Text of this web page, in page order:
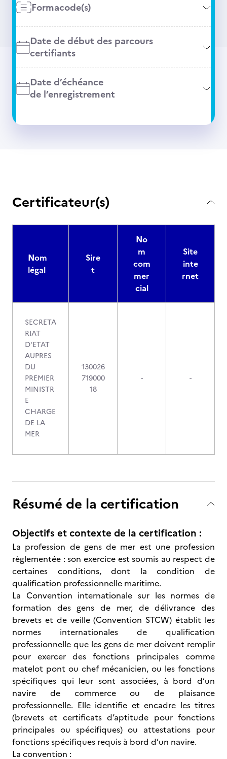
Formacode(s)
Date de début des parcours
certifiants
Date d’échéance
de l’enregistrement
Certificateur(s)
Nom
légal
Sire
t
No
m
com
mer
cial
Site
inte
rnet
SECRETA
RIAT
D'ETAT
AUPRES
DU
PREMIER
MINISTR
E
CHARGE
DE LA
MER
130026
719000
18
- -
Résumé de la certification
Objectifs et contexte de la certification :
La profession de gens de mer est une profession
règlementée : son exercice est soumis au respect de
certaines conditions, dont la condition de
qualification professionnelle maritime.
La Convention internationale sur les normes de
formation des gens de mer, de délivrance des
brevets et de veille (Convention STCW) établit les
normes internationales de qualification
professionnelle que les gens de mer doivent remplir
pour exercer des fonctions principales comme
matelot pont ou chef mécanicien, ou les fonctions
spécifiques qui leur sont associées, à bord d’un
navire de commerce ou de plaisance
professionnelle. Elle identifie et encadre les titres
(brevets et certificats d’aptitude pour fonctions
principales ou spécifiques) ou attestations pour
fonctions spécifiques requis à bord d’un navire.
La convention :